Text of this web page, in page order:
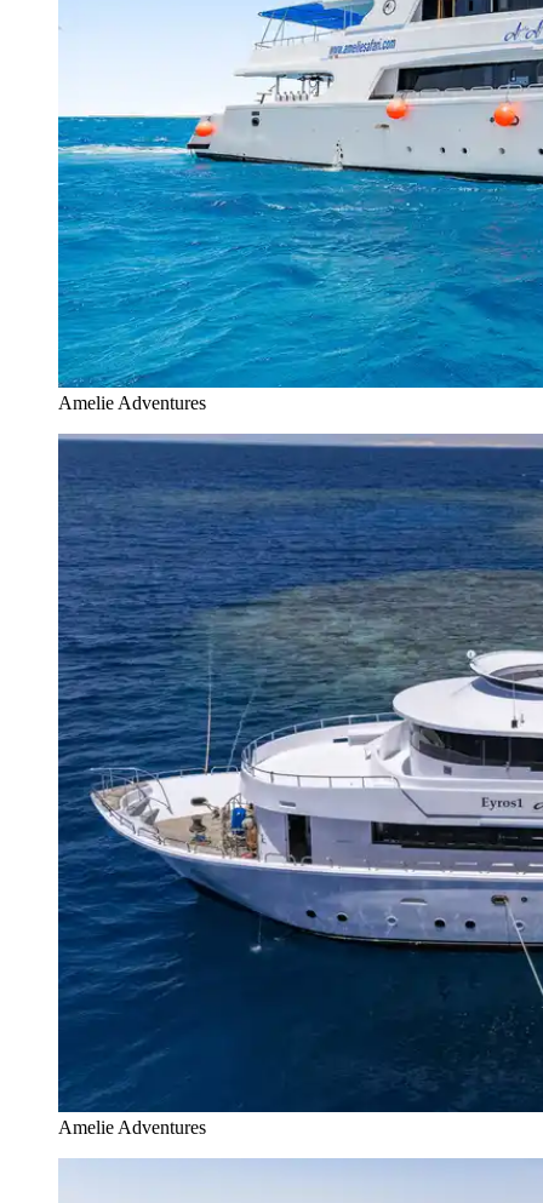
Amelie Adventures
Amelie Adventures